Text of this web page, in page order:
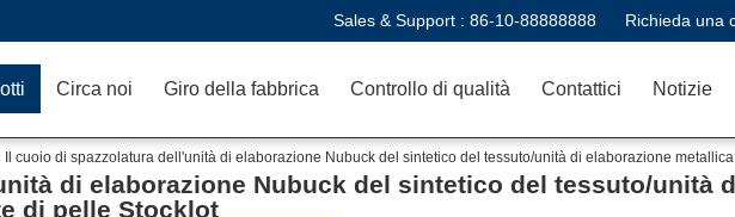
Sales & Support : 86-10-88888888 Richieda una
Circa noi Giro della fabbrica Controllo di qualità Contattici Notizie
Il cuoio di spazzolatura dell'unità di elaborazione Nubuck del sintetico del tessuto/unità di elaborazione
di elaborazione Nubuck del sintetico del tessuto/unità
di pelle Stocklot